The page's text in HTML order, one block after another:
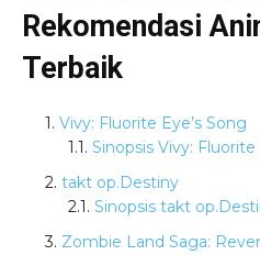
Rekomendasi
Terbaik
Vivy: Fluorite Eye’s Song
Sinopsis Vivy: Fluorite
takt op.Destiny
Sinopsis takt
Zombie Land Saga: